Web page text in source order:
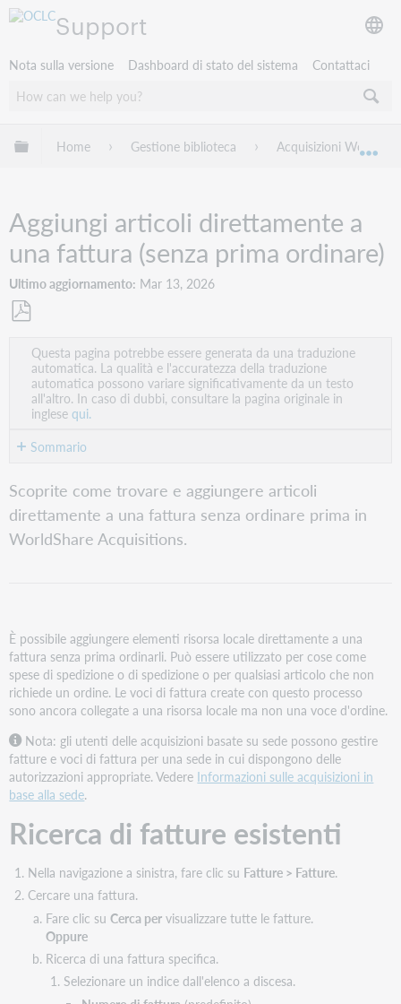
Support
Nota sulla versione Dashboard di stato del sistema Contattaci
Espandi/comprimi la gerarchia globale
Home Gestione biblioteca Acquisizioni
Aggiungi articoli direttamente a
una fattura (senza prima ordinare)
Ultimo aggiornamento Mar 13, 2026
come
PDF
Questa pagina potrebbe essere generata da una traduzione
automatica. La qualità e l'accuratezza della traduzione
automatica possono variare significativamente da un testo
all'altro. In caso di dubbi, consultare la pagina originale in
inglesequi.
Sommario
Ricerca
di
fatture
esistenti
una
fattura
Scoprite come trovare e aggiungere articoli
direttamente a una fattura senza ordinare prima in
WorldShare Acquisitions.
È possibile aggiungere elementi risorsa locale direttamente a una
fattura senza prima ordinarli. Può essere utilizzato per cose come
spese di spedizione o di spedizione o per qualsiasi articolo che non
richiede un ordine. Le voci di fattura create con questo processo
sono ancora collegate a una risorsa locale ma non una voce d'ordine.
Nota: gli utenti delle acquisizioni basate su sede possono gestire
fatture e voci di fattura per una sede in cui dispongono delle
autorizzazioni appropriate. Vedere Informazioni sulle acquisizioni in
base alla sede.
Ricerca di fatture esistenti
Nella navigazione a sinistra, fare clic su Fatture > Fatture.
Cercare una fattura.
Fare clic su Cerca pervisualizzare tutte le fatture.
Oppure
Ricerca di una fattura specifica.
Selezionare un indice dall'elenco a discesa.